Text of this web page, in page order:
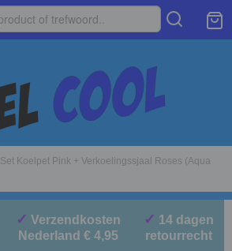
Set Koelpet Pink + Verkoelingssjaal Roses (Aqua
✓ Verzendkosten
Nederland € 4,95
✓ 14 dagen
retourrecht